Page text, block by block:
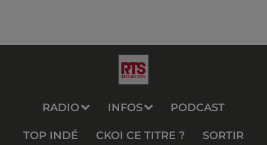
RADIO INFOS PODCAST
TOP INDÉ CKOI CE TITRE ? SORTIR